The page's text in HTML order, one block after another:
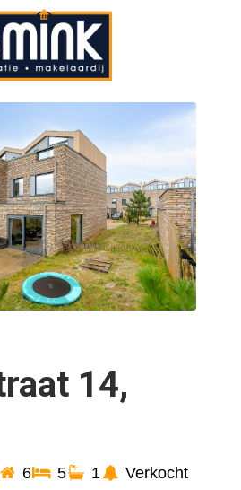
14,
6 5 1 Verkocht